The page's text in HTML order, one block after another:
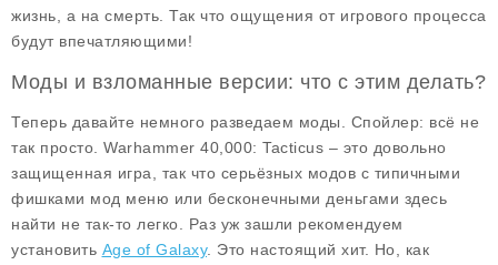
жизнь, а на смерть. Так что ощущения от игрового процесса
будут впечатляющими!
Моды и взломанные версии: что с этим делать?
Теперь давайте немного разведаем моды. Спойлер: всё не
так просто. Warhammer 40,000: Tacticus – это довольно
защищенная игра, так что серьёзных модов с типичными
фишками мод меню или бесконечными деньгами здесь
найти не так-то легко. Раз уж зашли рекомендуем
установить Age of Galaxy. Это настоящий хит. Но, как